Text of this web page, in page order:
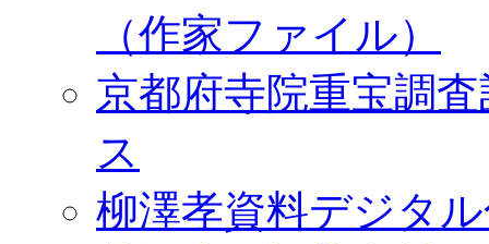
（作家ファイル）
京都府寺院重宝調
ス
柳澤孝資料デジタ